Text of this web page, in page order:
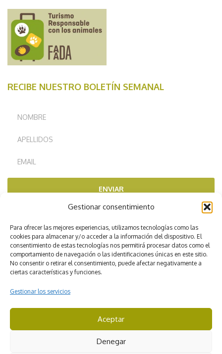
Gestionar consentimiento
Para ofrecer las mejores experiencias, utilizamos tecnologías como las
cookies para almacenar y/o acceder a la información del dispositivo. El
consentimiento de estas tecnologías nos permitirá procesar datos como el
comportamiento de navegación o las identificaciones únicas en este sitio.
No consentir o retirar el consentimiento, puede afectar negativamente a
ciertas características y funciones.
Gestionar los servicios
Aceptar
Denegar
RECIBE NUESTRO BOLETÍN SEMANAL
ENVIAR
CICMA 3422